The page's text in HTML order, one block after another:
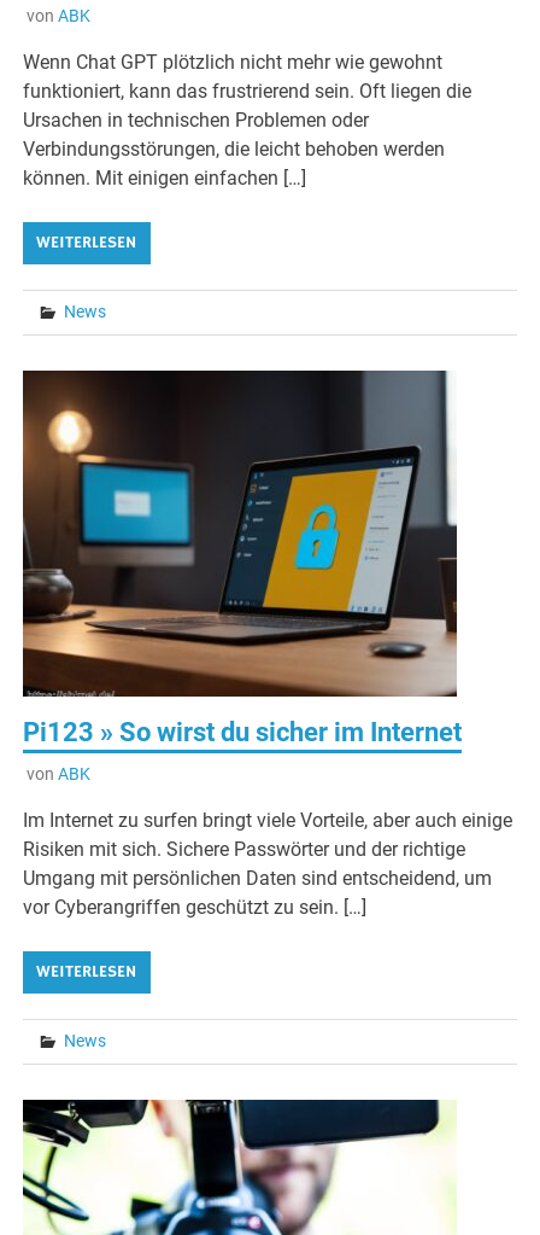
von ABK
Wenn Chat GPT plötzlich nicht mehr wie gewohnt
funktioniert, kann das frustrierend sein. Oft liegen die
Ursachen in technischen Problemen oder
Verbindungsstörungen, die leicht behoben werden
können. Mit einigen einfachen […]
WEITERLESEN
News
Pi123 » So wirst du sicher im Internet
von ABK
Im Internet zu surfen bringt viele Vorteile, aber auch einige
Risiken mit sich. Sichere Passwörter und der richtige
Umgang mit persönlichen Daten sind entscheidend, um
vor Cyberangriffen geschützt zu sein. […]
WEITERLESEN
News